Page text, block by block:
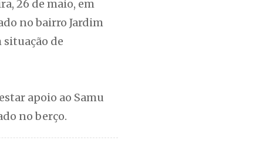
26 de maio, em
no bairro Jardim
de
apoio ao Samu
no berço.